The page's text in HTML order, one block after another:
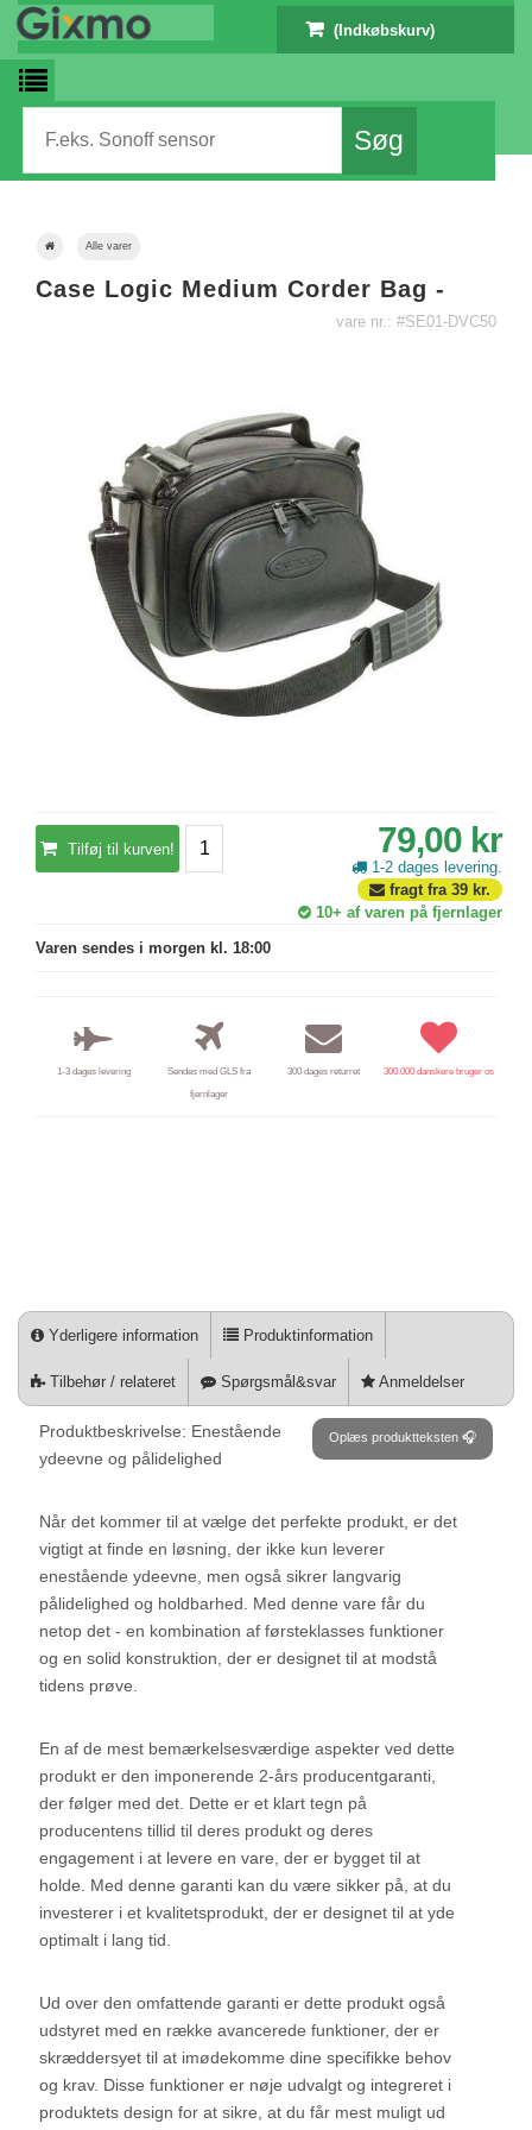
(Indkøbskurv)
Alle varer
Case Logic Medium Corder Bag -
vare nr.: #SE01-DVC50
Tilføj til kurven! 79,00 kr
1-2 dages levering.
fragt fra 39kr.
10+ af varen på fjernlager
Varen sendes i morgen kl. 18:00
1-3 dages levering Sendes med GLS fra
fjernlager
300 dages returret 300.000 danskere bruger os
Yderligere information Produktinformation
Tilbehør / relateret Spørgsmål&svar Anmeldelser
Oplæs produktteksten 🎧
Produktbeskrivelse: Enestående
ydeevne og pålidelighed
Når det kommer til at vælge det perfekte produkt, er det
vigtigt at finde en løsning, der ikke kun leverer
enestående ydeevne, men også sikrer langvarig
pålidelighed og holdbarhed. Med denne vare får du
netop det - en kombination af førsteklasses funktioner
og en solid konstruktion, der er designet til at modstå
tidens prøve.
En af de mest bemærkelsesværdige aspekter ved dette
produkt er den imponerende 2-års producentgaranti,
der følger med det. Dette er et klart tegn på
producentens tillid til deres produkt og deres
engagement i at levere en vare, der er bygget til at
holde. Med denne garanti kan du være sikker på, at du
investerer i et kvalitetsprodukt, der er designet til at yde
optimalt i lang tid.
Ud over den omfattende garanti er dette produkt også
udstyret med en række avancerede funktioner, der er
skræddersyet til at imødekomme dine specifikke behov
og krav. Disse funktioner er nøje udvalgt og integreret i
produktets design for at sikre, at du får mest muligt ud